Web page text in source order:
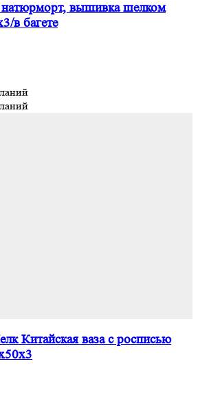
натюрморт, вышивка шелком
в багете
Китайская ваза с росписью